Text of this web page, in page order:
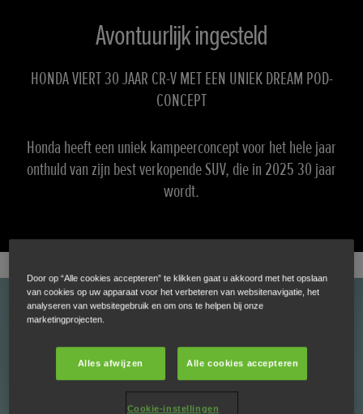
Avontuurlijk ingesteld
HONDA VIERT 30 JAAR CR-V MET EEN UNIEK DREAM POD-
CONCEPT
Honda heeft een uniek kampeerconcept voor het hele jaar
onthuld van zijn best verkopende SUV, die in 2025 30 jaar
wordt.
Play
Door op “Alle cookies accepteren” te klikken gaat u akkoord met het opslaan
van cookies op uw apparaat voor het verbeteren van websitenavigatie, het
analyseren van websitegebruik en om ons te helpen bij onze
marketingprojecten.
Alles afwijzen Alle cookies accepteren
Cookie-instellingen